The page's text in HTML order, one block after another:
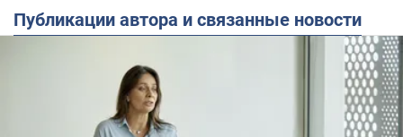
Публикации автора и связанные новости